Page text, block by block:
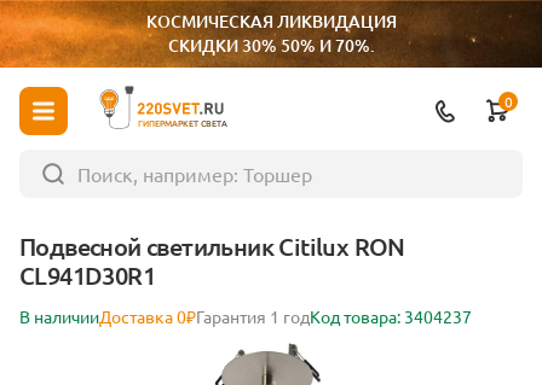
КОСМИЧЕСКАЯ ЛИКВИДАЦИЯ
СКИДКИ 30% 50% И 70%.
ГИПЕРМАРКЕТ СВЕТА
0
Подвесной светильник Citilux RON
CL941D30R1
В наличииДоставка 0₽Гарантия 1 годКод товара: 3404237